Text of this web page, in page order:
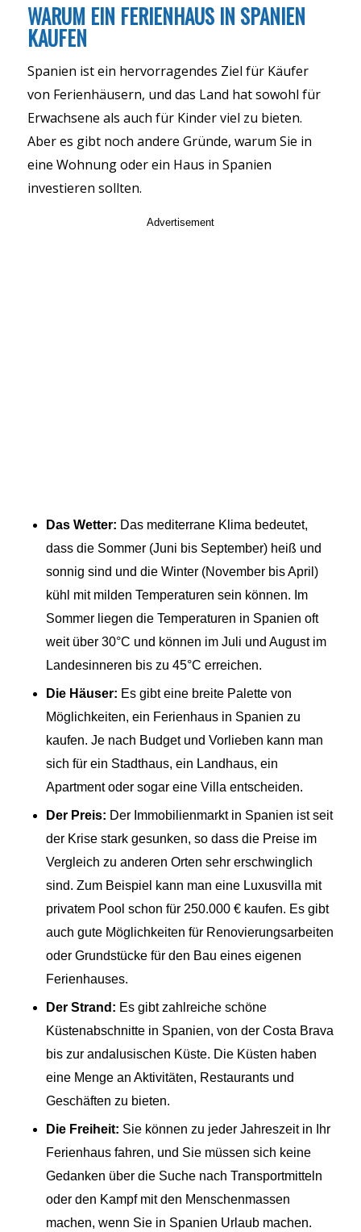
WARUM EIN FERIENHAUS IN SPANIEN
KAUFEN
Spanien ist ein hervorragendes Ziel für Käufer
von Ferienhäusern, und das Land hat sowohl für
Erwachsene als auch für Kinder viel zu bieten.
Aber es gibt noch andere Gründe, warum Sie in
eine Wohnung oder ein Haus in Spanien
investieren sollten.
Advertisement
Das Wetter: Das mediterrane Klima bedeutet,
dass die Sommer (Juni bis September) heiß und
sonnig sind und die Winter (November bis April)
kühl mit milden Temperaturen sein können. Im
Sommer liegen die Temperaturen in Spanien oft
weit über 30°C und können im Juli und August im
Landesinneren bis zu 45°C erreichen.
Die Häuser: Es gibt eine breite Palette von
Möglichkeiten, ein Ferienhaus in Spanien zu
kaufen. Je nach Budget und Vorlieben kann man
sich für ein Stadthaus, ein Landhaus, ein
Apartment oder sogar eine Villa entscheiden.
Der Preis: Der Immobilienmarkt in Spanien ist seit
der Krise stark gesunken, so dass die Preise im
Vergleich zu anderen Orten sehr erschwinglich
sind. Zum Beispiel kann man eine Luxusvilla mit
privatem Pool schon für 250.000 € kaufen. Es gibt
auch gute Möglichkeiten für Renovierungsarbeiten
oder Grundstücke für den Bau eines eigenen
Ferienhauses.
Der Strand: Es gibt zahlreiche schöne
Küstenabschnitte in Spanien, von der Costa Brava
bis zur andalusischen Küste. Die Küsten haben
eine Menge an Aktivitäten, Restaurants und
Geschäften zu bieten.
Die Freiheit: Sie können zu jeder Jahreszeit in Ihr
Ferienhaus fahren, und Sie müssen sich keine
Gedanken über die Suche nach Transportmitteln
oder den Kampf mit den Menschenmassen
machen, wenn Sie in Spanien Urlaub machen.